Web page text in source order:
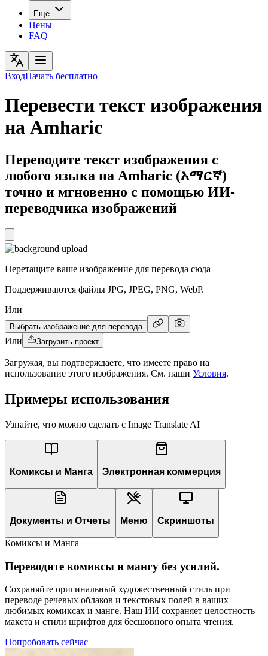
Ещё
Цены
FAQ
ВходНачать бесплатно
Перевести текст изображения
на Amharic
Переводите текст изображения с
любого языка на Amharic (አማርኛ)
точно и мгновенно с помощью ИИ-
переводчика изображений
Перетащите ваше изображение для перевода сюда
Поддерживаются файлы JPG, JPEG, PNG, WebP.
Или
Выбрать изображение для перевода
Или Загрузить проект
Загружая, вы подтверждаете, что имеете право на
использование этого изображения. См. наши Условия.
Примеры использования
Узнайте, что можно сделать с Image Translate AI
Комиксы и Манга Электронная коммерция
Документы и Отчеты Меню Скриншоты
Комиксы и Манга
Переводите комиксы и мангу без усилий.
Сохраняйте оригинальный художественный стиль при
переводе речевых облаков и текстовых полей в ваших
любимых комиксах и манге. Наш ИИ сохраняет целостность
макета и стили шрифтов для бесшовного опыта чтения.
Попробовать сейчас